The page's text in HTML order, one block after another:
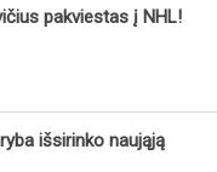
pakviestas į NHL!
išsirinko naująją